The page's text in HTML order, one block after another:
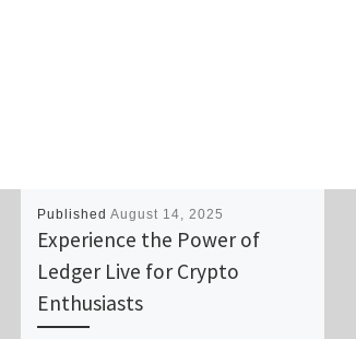
Published August 14, 2025
Experience the Power of
Ledger Live for Crypto
Enthusiasts